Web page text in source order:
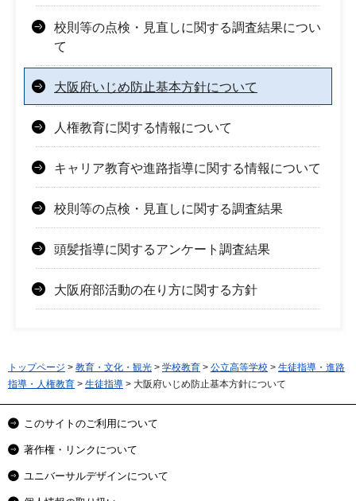
校則等の点検・見直しに関する調査結果につい
て
大阪府いじめ防止基本方針について
人権教育に関する情報について
キャリア教育や進路指導に関する情報について
校則等の点検・見直しに関する調査結果
頭髪指導に関するアンケート調査結果
大阪府部活動の在り方に関する方針
トップページ > 教育・文化・観光 > 学校教育 > 公立高等学校 > 生徒指導・進路
指導・人権教育 > 生徒指導 > 大阪府いじめ防止基本方針について
このサイトのご利用について
著作権・リンクについて
ユニバーサルデザインについて